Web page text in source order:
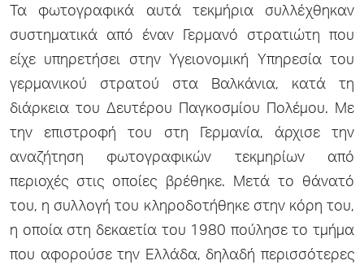
Τα φωτογραφικά αυτά τεκμήρια συλλέχθηκαν
συστηματικά από έναν Γερμανό στρατιώτη που
είχε υπηρετήσει στην Υγειονομική Υπηρεσία του
γερμανικού στρατού στα Βαλκάνια, κατά τη
διάρκεια του Δευτέρου Παγκοσμίου Πολέμου. Με
την επιστροφή του στη Γερμανία, άρχισε την
αναζήτηση φωτογραφικών τεκμηρίων από
περιοχές στις οποίες βρέθηκε. Μετά το θάνατό
του, η συλλογή του κληροδοτήθηκε στην κόρη του,
η οποία στη δεκαετία του 1980 πούλησε το τμήμα
που αφορούσε την Ελλάδα, δηλαδή περισσότερες